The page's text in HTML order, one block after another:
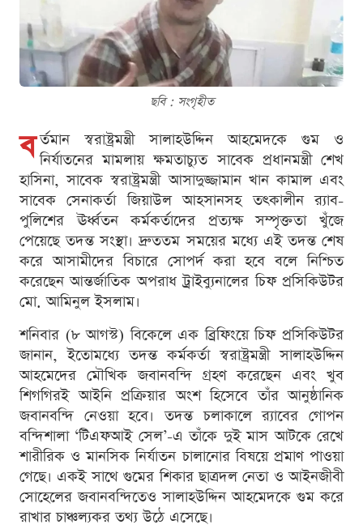
ছবি : সংগৃহীত
ব র্তমান স্বরাষ্ট্রমন্ত্রী সালাহউদ্দিন আহমেদকে গুম ও
নির্যাতনের মামলায় ক্ষমতাচ্যুত সাবেক প্রধানমন্ত্রী শেখ
হাসিনা, সাবেক স্বরাষ্ট্রমন্ত্রী আসাদুজ্জামান খান কামাল এবং
সাবেক সেনাকর্তা জিয়াউল আহসানসহ তৎকালীন র‍্যাব-
পুলিশের ঊর্ধ্বতন কর্মকর্তাদের প্রত্যক্ষ সম্পৃক্ততা খুঁজে
পেয়েছে তদন্ত সংস্থা। দ্রুততম সময়ের মধ্যে এই তদন্ত শেষ
করে আসামীদের বিচারে সোপর্দ করা হবে বলে নিশ্চিত
করেছেন আন্তর্জাতিক অপরাধ ট্রাইব্যুনালের চিফ প্রসিকিউটর
মো. আমিনুল ইসলাম।
শনিবার (৮ আগস্ট) বিকেলে এক ব্রিফিংয়ে চিফ প্রসিকিউটর
জানান, ইতোমধ্যে তদন্ত কর্মকর্তা স্বরাষ্ট্রমন্ত্রী সালাহউদ্দিন
আহমেদের মৌখিক জবানবন্দি গ্রহণ করেছেন এবং খুব
শিগগিরই আইনি প্রক্রিয়ার অংশ হিসেবে তাঁর আনুষ্ঠানিক
জবানবন্দি নেওয়া হবে। তদন্ত চলাকালে র‍্যাবের গোপন
বন্দিশালা ‘টিএফআই সেল’-এ তাঁকে দুই মাস আটকে রেখে
শারীরিক ও মানসিক নির্যাতন চালানোর বিষয়ে প্রমাণ পাওয়া
গেছে। একই সাথে গুমের শিকার ছাত্রদল নেতা ও আইনজীবী
সোহেলের জবানবন্দিতেও সালাহউদ্দিন আহমেদকে গুম করে
রাখার চাঞ্চল্যকর তথ্য উঠে এসেছে।